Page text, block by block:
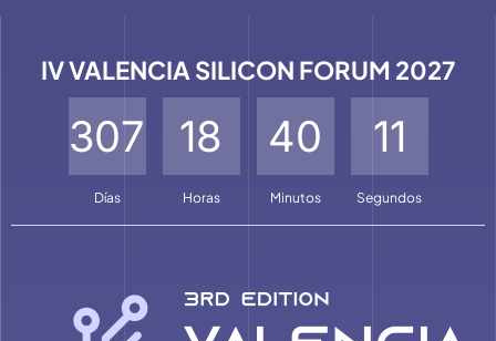
IV VALENCIA SILICON FORUM 2027
307
Días
18
Horas
40
Minutos
10
Segundos